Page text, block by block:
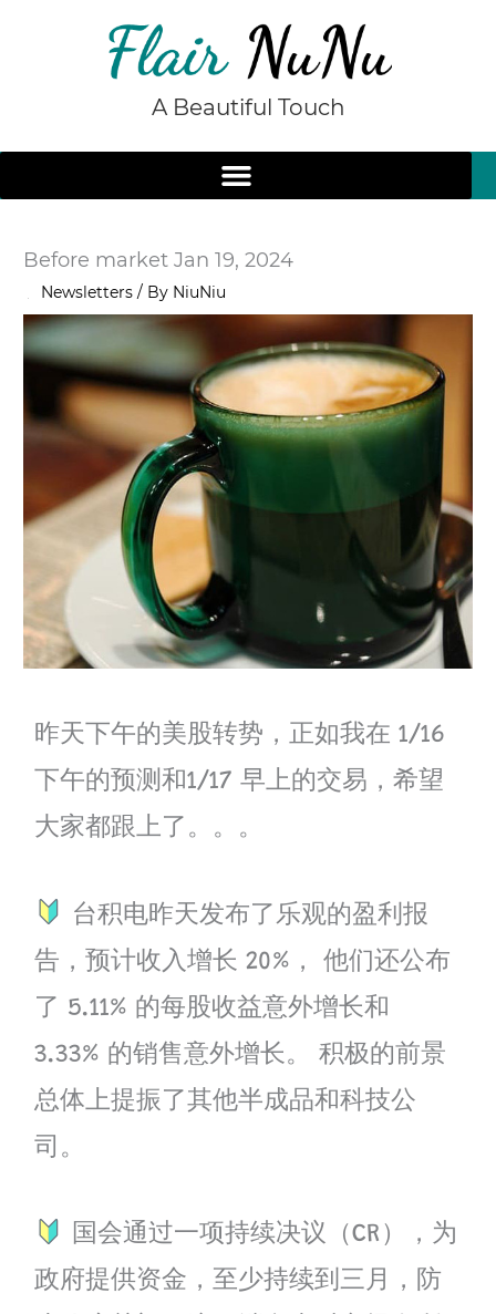
A Beautiful Touch
Before market Jan 19, 2024
Newsletters / By NiuNiu
昨天下午的美股转势，正如我在 1/16
下午的预测和1/17 早上的交易，希望
大家都跟上了。。。
台积电昨天发布了乐观的盈利报
告，预计收入增长 20%， 他们还公布
了 5.11% 的每股收益意外增长和
3.33% 的销售意外增长。 积极的前景
总体上提振了其他半成品和科技公
司。
国会通过一项持续决议（CR），为
政府提供资金，至少持续到三月，防